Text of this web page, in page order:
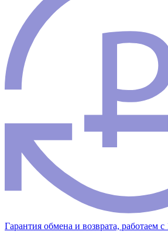
Гарантия обмена и возврата, работаем с